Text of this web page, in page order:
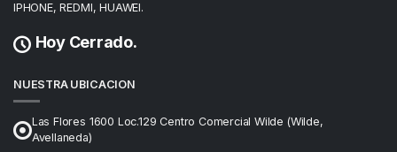
IPHONE, REDMI, HUAWEI.
Hoy Cerrado.
NUESTRA UBICACION
Las Flores 1600 Loc.129 Centro Comercial Wilde (Wilde,
Avellaneda)